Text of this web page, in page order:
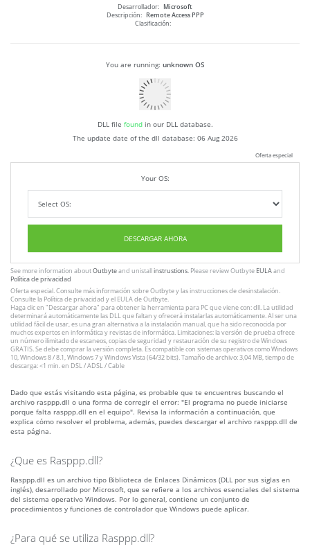
Desarrollador: Microsoft
Descripción: Remote Access PPP
Clasificación:
You are running: unknown OS
DLL file foundin our DLL database.
The update date of the dll database: 06 Aug 2026
Oferta especial
Your OS:
DESCARGAR AHORA
See more information aboutOutbyteand unistallinstrustions. Please review Outbyte EULAand
Política de privacidad
Oferta especial. Consulte más información sobreOutbytey las instruccionesde desinstalación.
Consultela Política de privacidad y el EULAde Outbyte.
Haga clic en "Descargar ahora" para obtener la herramienta para PC que viene con: dll. La utilidad
determinará automáticamente las DLL que faltan y ofrecerá instalarlas automáticamente. Al ser una
utilidad fácil de usar, es una gran alternativa a la instalación manual, que ha sido reconocida por
muchos expertos en informática y revistas de informática. Limitaciones: la versión de prueba ofrece
un número ilimitado de escaneos, copias de seguridad y restauración de su registro de Windows
GRATIS. Se debe comprar la versión completa. Es compatible con sistemas operativos como Windows
10, Windows 8 / 8.1, Windows 7 y Windows Vista (64/32 bits). Tamaño de archivo: 3,04 MB, tiempo de
descarga: <1 min. en DSL / ADSL / Cable
Dado que estás visitando esta página, es probable que te encuentres buscando el
archivo rasppp.dll o una forma de corregir el error: "El programa no puede iniciarse
porque falta rasppp.dll en el equipo". Revisa la información a continuación, que
explica cómo resolver el problema, además, puedes descargar el archivo rasppp.dll de
esta página.
¿Que es Rasppp.dll?
Rasppp.dll es un archivo tipo Biblioteca de Enlaces Dinámicos (DLL por sus siglas en
inglés), desarrollado por Microsoft, que se refiere a los archivos esenciales del sistema
del sistema operativo Windows. Por lo general, contiene un conjunto de
procedimientos y funciones de controlador que Windows puede aplicar.
¿Para qué se utiliza Rasppp.dll?